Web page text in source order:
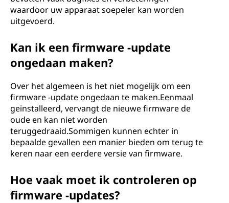
waardoor uw apparaat soepeler kan worden
uitgevoerd.
Kan ik een firmware -update
ongedaan maken?
Over het algemeen is het niet mogelijk om een
firmware -update ongedaan te maken.Eenmaal
geïnstalleerd, vervangt de nieuwe firmware de
oude en kan niet worden
teruggedraaid.Sommigen kunnen echter in
bepaalde gevallen een manier bieden om terug te
keren naar een eerdere versie van firmware.
Hoe vaak moet ik controleren op
firmware -updates?